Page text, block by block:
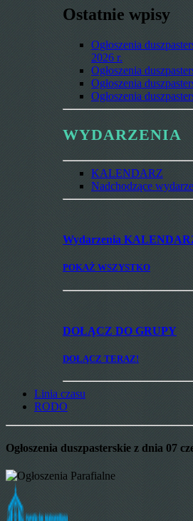
Ostatnie wpisy
Ogłoszenia
2026 r.
Ogłoszenia
Ogłoszenia
Ogłoszenia
WYDARZENIA
KALENDARZ
Nadchodzące
Wydarzenia
POKAŻ WSZYSTKO
DOŁĄCZ DO GRUPY
DOŁĄCZ TERAZ!
Linia czasu
RODO
Ogłoszenia duszpasterskie z dnia 07